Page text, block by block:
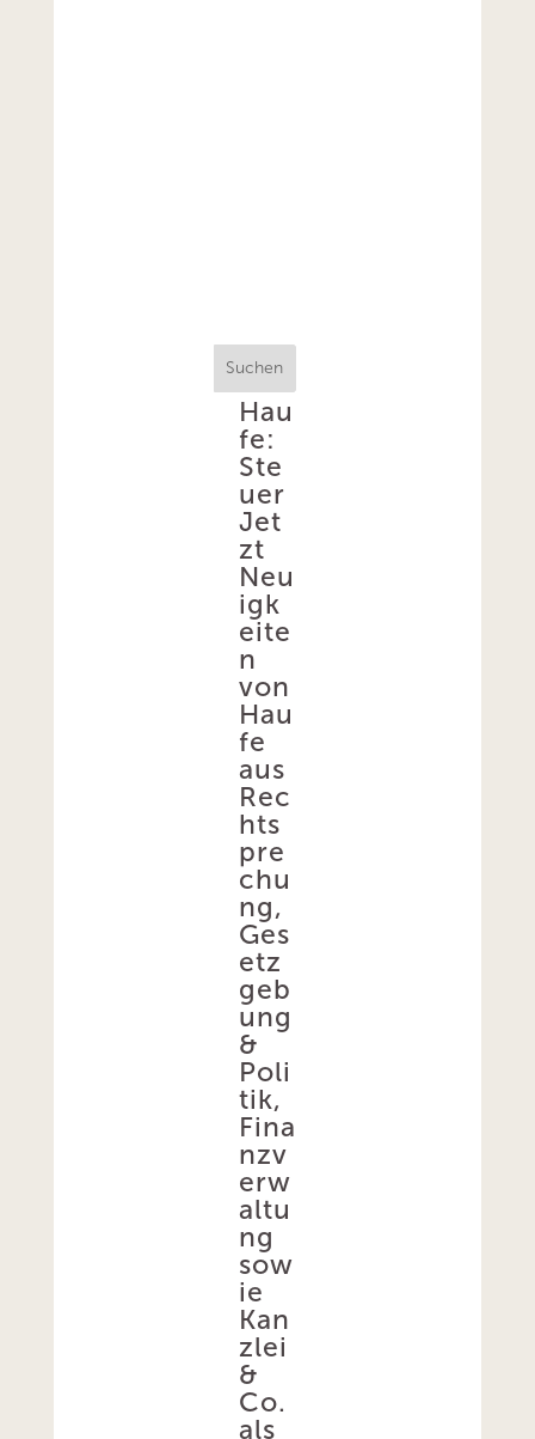
Suchen
Hau
fe:
Ste
uer
Jet
zt
Neu
igk
eite
n
von
Hau
fe
aus
Rec
hts
pre
chu
ng,
Ges
etz
geb
ung
&
Poli
tik,
Fina
nzv
erw
altu
ng
sow
ie
Kan
zlei
&
Co.
als